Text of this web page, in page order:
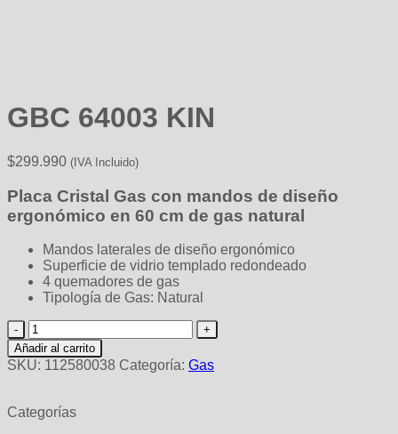
GBC 64003 KIN
$299.990 (IVA Incluido)
Placa Cristal Gas con mandos de diseño
ergonómico en 60 cm de gas natural
Mandos laterales de diseño ergonómico
Superficie de vidrio templado redondeado
4 quemadores de gas
Tipología de Gas: Natural
GBC
64003
KIN
cantidad
Añadir al carrito
SKU: 112580038 Categoría: Gas
Categorías